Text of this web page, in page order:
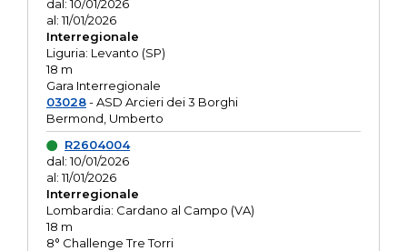
dal: 10/01/2026
al: 11/01/2026
Interregionale
Liguria: Levanto (SP)
18 m
Gara Interregionale
03028- ASD Arcieri dei 3 Borghi
Bermond, Umberto
R2604004
dal: 10/01/2026
al: 11/01/2026
Interregionale
Lombardia: Cardano al Campo (VA)
18 m
8° Challenge Tre Torri